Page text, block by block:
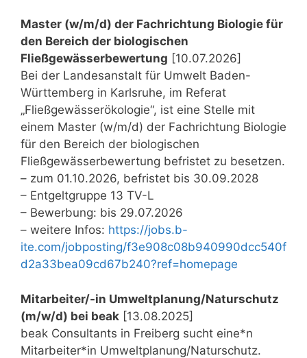
Master (w/m/d) der Fachrichtung Biologie für
den Bereich der biologischen
Fließgewässerbewertung [10.07.2026]
Bei der Landesanstalt für Umwelt Baden-
Württemberg in Karlsruhe, im Referat
„Fließgewässerökologie“, ist eine Stelle mit
einem Master (w/m/d) der Fachrichtung Biologie
für den Bereich der biologischen
Fließgewässerbewertung befristet zu besetzen.
– zum 01.10.2026, befristet bis 30.09.2028
– Entgeltgruppe 13 TV-L
– Bewerbung: bis 29.07.2026
– weitere Infos: https://jobs.b-
ite.com/jobposting/f3e908c08b940990dcc540f
d2a33bea09cd67b240?ref=homepage
Mitarbeiter/-in Umweltplanung/Naturschutz
(m/w/d) bei beak [13.08.2025]
beak Consultants in Freiberg sucht eine*n
Mitarbeiter*in Umweltplanung/Naturschutz.